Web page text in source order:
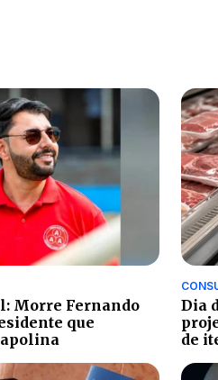
Morre Fernando
que
Dia
de